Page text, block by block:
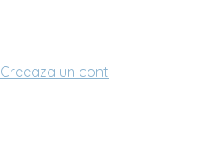
Creeaza un cont